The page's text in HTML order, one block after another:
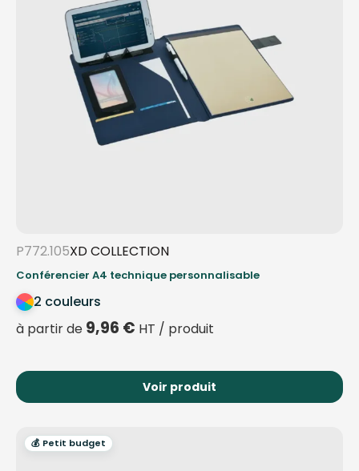
P772.105XD COLLECTION
Conférencier A4 technique personnalisable
2 couleurs
à partir de 9,96 € HT / produit
Voir produit
💰 Petit budget